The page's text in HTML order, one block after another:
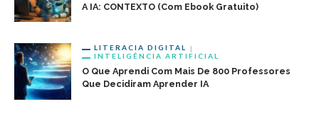
A IA: CONTEXTO (com Ebook Gratuito)
LITERACIA DIGITAL
INTELIGÊNCIA ARTIFICIAL
O Que Aprendi Com Mais De 800 Professores
Que Decidiram Aprender IA